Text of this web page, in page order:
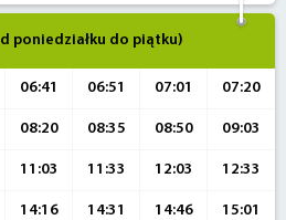
poniedziałku do piątku)
06:41 06:51 07:01 07:20
08:20 08:35 08:50 09:03
11:03 11:33 12:03 12:33
14:16 14:31 14:46 15:01